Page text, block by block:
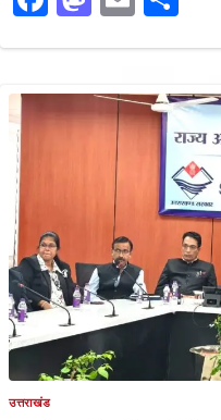
उत्तराखंड